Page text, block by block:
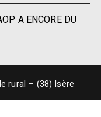
A ENCORE DU
rural – (38) Isère